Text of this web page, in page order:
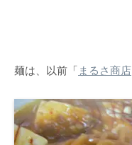
麺は、以前「 まるさ商店